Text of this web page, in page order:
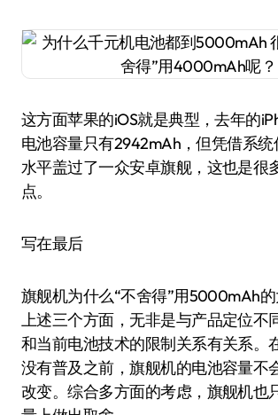
这方面苹果的iOS就是典型，去年的
电池容量只有2942mAh，但凭借系
水平盖过了一众安卓旗舰，这也是很
点。
写在最后
旗舰机为什么“不舍得”用5000mAh
上述三个方面，无非是与产品定位不
和当前电池技术的限制关系有关系。
没有普及之前，旗舰机的电池容量不
改变。综合多方面的考虑，旗舰机也